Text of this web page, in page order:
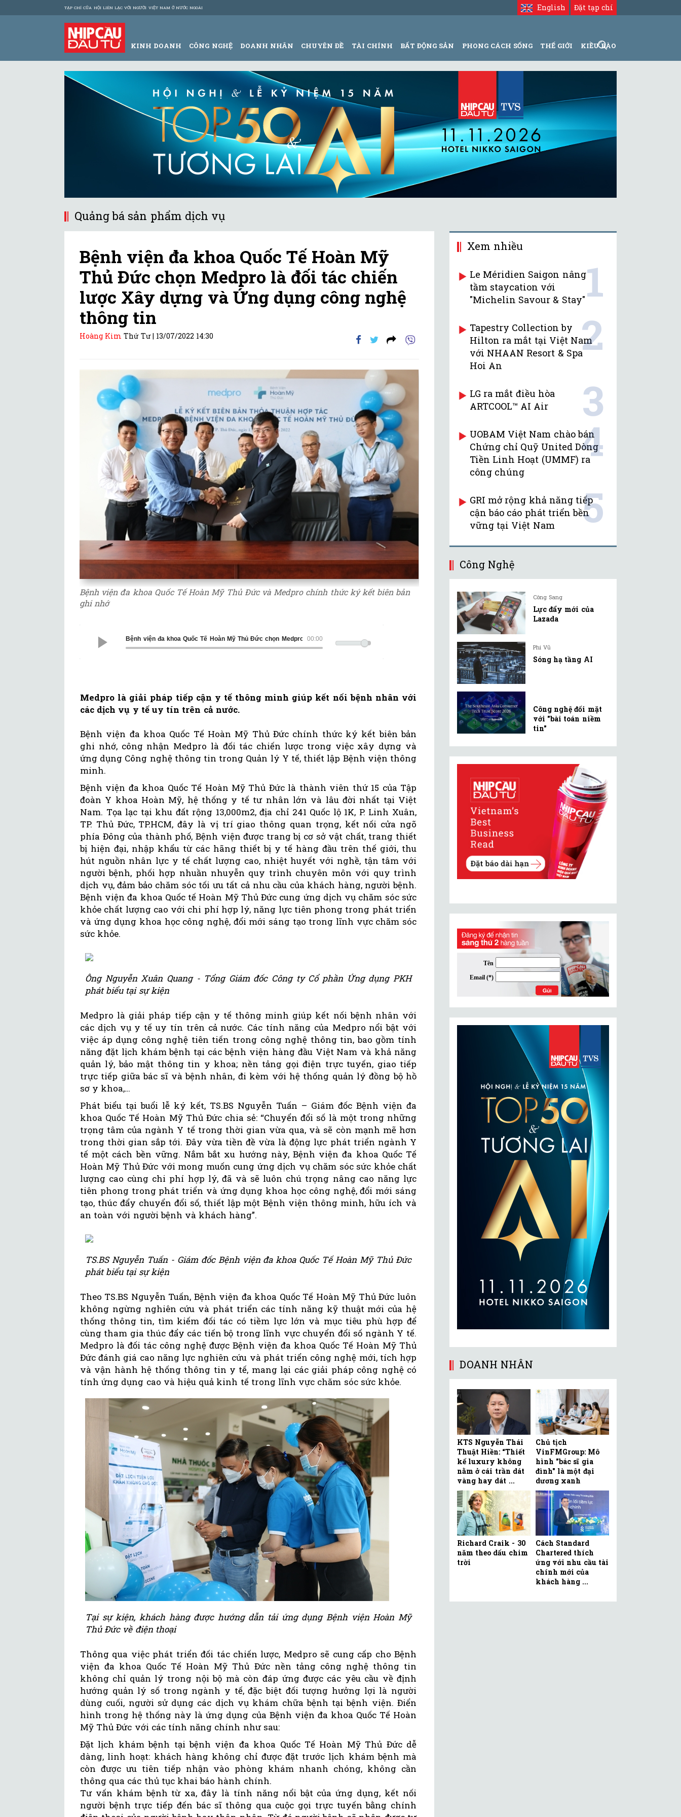
TẠP CHÍ CỦA HỘI LIÊN LẠC VỚI NGƯỜI VIỆT NAM Ở NƯỚC NGOÀI Đặt tạp chí
English
KINH DOANH CÔNG NGHỆ DOANH NHÂN CHUYÊN ĐỀ TÀI CHÍNH BẤT ĐỘNG SẢN PHONG CÁCH SỐNG THẾ GIỚI KIỀU BÀO
Quảng bá sản phẩm dịch vụ
Bệnh viện đa khoa Quốc Tế Hoàn Mỹ
Thủ Đức chọn Medpro là đối tác chiến
lược Xây dựng và Ứng dụng công nghệ
thông tin
Hoàng Kim Thứ Tư | 13/07/2022 14:30
Bệnh viện đa khoa Quốc Tế Hoàn Mỹ Thủ Đức và Medpro chính thức ký kết biên bản
ghi nhớ
00:00
Bệnh viện đa khoa Quốc Tế Hoàn Mỹ Thủ Đức chọn Medpro là đối tác chiến lược Xây dựng và Ứng dụng công nghệ thông tin
Medpro là giải pháp tiếp cận y tế thông minh giúp kết nối bệnh nhân với
các dịch vụ y tế uy tín trên cả nước.
Bệnh viện đa khoa Quốc Tế Hoàn Mỹ Thủ Đức chính thức ký kết biên bản
ghi nhớ, công nhận Medpro là đối tác chiến lược trong việc xây dựng và
ứng dụng Công nghệ thông tin trong Quản lý Y tế, thiết lập Bệnh viện thông
minh.
Bệnh viện đa khoa Quốc Tế Hoàn Mỹ Thủ Đức là thành viên thứ 15 của Tập
đoàn Y khoa Hoàn Mỹ, hệ thống y tế tư nhân lớn và lâu đời nhất tại Việt
Nam. Tọa lạc tại khu đất rộng 13,000m2, địa chỉ 241 Quốc lộ 1K, P. Linh Xuân,
TP. Thủ Đức, TP.HCM, đây là vị trí giao thông quan trọng, kết nối cửa ngõ
phía Đông của thành phố, Bệnh viện được trang bị cơ sở vật chất, trang thiết
bị hiện đại, nhập khẩu từ các hãng thiết bị y tế hàng đầu trên thế giới, thu
hút nguồn nhân lực y tế chất lượng cao, nhiệt huyết với nghề, tận tâm với
người bệnh, phối hợp nhuần nhuyễn quy trình chuyên môn với quy trình
dịch vụ, đảm bảo chăm sóc tối ưu tất cả nhu cầu của khách hàng, người bệnh.
Bệnh viện đa khoa Quốc tế Hoàn Mỹ Thủ Đức cung ứng dịch vụ chăm sóc sức
khỏe chất lượng cao với chi phí hợp lý, năng lực tiên phong trong phát triển
và ứng dụng khoa học công nghệ, đổi mới sáng tạo trong lĩnh vực chăm sóc
sức khỏe.
Ông Nguyễn Xuân Quang - Tổng Giám đốc Công ty Cổ phần Ứng dụng PKH
phát biểu tại sự kiện
Medpro là giải pháp tiếp cận y tế thông minh giúp kết nối bệnh nhân với
các dịch vụ y tế uy tín trên cả nước. Các tính năng của Medpro nổi bật với
việc áp dụng công nghệ tiên tiến trong công nghệ thông tin, bao gồm tính
năng đặt lịch khám bệnh tại các bệnh viện hàng đầu Việt Nam và khả năng
quản lý, bảo mật thông tin y khoa; nền tảng gọi điện trực tuyến, giao tiếp
trực tiếp giữa bác sĩ và bệnh nhân, đi kèm với hệ thống quản lý đồng bộ hồ
sơ y khoa,…
Phát biểu tại buổi lễ ký kết, TS.BS Nguyễn Tuấn – Giám đốc Bệnh viện đa
khoa Quốc Tế Hoàn Mỹ Thủ Đức chia sẻ: “Chuyển đổi số là một trong những
trọng tâm của ngành Y tế trong thời gian vừa qua, và sẽ còn mạnh mẽ hơn
trong thời gian sắp tới. Đây vừa tiền đề vừa là động lực phát triển ngành Y
tế một cách bền vững. Nắm bắt xu hướng này, Bệnh viện đa khoa Quốc Tế
Hoàn Mỹ Thủ Đức với mong muốn cung ứng dịch vụ chăm sóc sức khỏe chất
lượng cao cùng chi phí hợp lý, đã và sẽ luôn chú trọng nâng cao năng lực
tiên phong trong phát triển và ứng dụng khoa học công nghệ, đổi mới sáng
tạo, thúc đẩy chuyển đổi số, thiết lập một Bệnh viện thông minh, hữu ích và
an toàn với người bệnh và khách hàng”.
TS.BS Nguyễn Tuấn - Giám đốc Bệnh viện đa khoa Quốc Tế Hoàn Mỹ Thủ Đức
phát biểu tại sự kiện
Theo TS.BS Nguyễn Tuấn, Bệnh viện đa khoa Quốc Tế Hoàn Mỹ Thủ Đức luôn
không ngừng nghiên cứu và phát triển các tính năng kỹ thuật mới của hệ
thống thông tin, tìm kiếm đối tác có tiềm lực lớn và mục tiêu phù hợp để
cùng tham gia thúc đẩy các tiến bộ trong lĩnh vực chuyển đổi số ngành Y tế.
Medpro là đối tác công nghệ được Bệnh viện đa khoa Quốc Tế Hoàn Mỹ Thủ
Đức đánh giá cao năng lực nghiên cứu và phát triển công nghệ mới, tích hợp
và vận hành hệ thống thông tin y tế, mang lại các giải pháp công nghệ có
tính ứng dụng cao và hiệu quả kinh tế trong lĩnh vực chăm sóc sức khỏe.
Tại sự kiện, khách hàng được hướng dẫn tải ứng dụng Bệnh viện Hoàn Mỹ
Thủ Đức về điện thoại
Thông qua việc phát triển đối tác chiến lược, Medpro sẽ cung cấp cho Bệnh
viện đa khoa Quốc Tế Hoàn Mỹ Thủ Đức nền tảng công nghệ thông tin
không chỉ quản lý trong nội bộ mà còn đáp ứng được các yêu cầu về định
hướng quản lý số trong ngành y tế, đặc biệt đối tượng hưởng lợi là người
dùng cuối, người sử dụng các dịch vụ khám chữa bệnh tại bệnh viện. Điển
hình trong hệ thống này là ứng dụng của Bệnh viện đa khoa Quốc Tế Hoàn
Mỹ Thủ Đức với các tính năng chính như sau:
Đặt lịch khám bệnh tại bệnh viện đa khoa Quốc Tế Hoàn Mỹ Thủ Đức dễ
dàng, linh hoạt: khách hàng không chỉ được đặt trước lịch khám bệnh mà
còn được ưu tiên tiếp nhận vào phòng khám nhanh chóng, không cần
thông qua các thủ tục khai báo hành chính.
Tư vấn khám bệnh từ xa, đây là tính năng nổi bật của ứng dụng, kết nối
người bệnh trực tiếp đến bác sĩ thông qua cuộc gọi trực tuyến bằng chính
Xem nhiều
Le Méridien Saigon nâng
tầm staycation với
"Michelin Savour & Stay"1
Tapestry Collection by
Hilton ra mắt tại Việt Nam
với NHAAN Resort & Spa
Hoi An
2
LG ra mắt điều hòa
ARTCOOL™ AI Air
3
UOBAM Việt Nam chào bán
Chứng chỉ Quỹ United Dòng
Tiền Linh Hoạt (UMMF) ra
công chúng
4
GRI mở rộng khả năng tiếp
cận báo cáo phát triển bền
vững tại Việt Nam
5
Công Nghệ
Công Sang
Lực đẩy mới của
Lazada
Phi Vũ
Sóng hạ tầng AI
Công nghệ đối mặt
với "bài toán niềm
tin"
DOANH NHÂN
KTS Nguyễn Thái
Thuật Hiền: “Thiết
kế luxury không
nằm ở cái trần dát
vàng hay dát ...
Chủ tịch
VinFMGroup: Mô
hình "bác sĩ gia
đình" là một đại
dương xanh
Richard Craik - 30
năm theo dấu chim
trời
Cách Standard
Chartered thích
ứng với nhu cầu tài
chính mới của
khách hàng ...